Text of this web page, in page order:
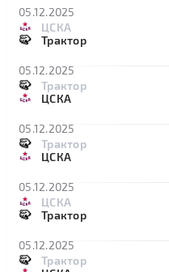
05.12.2025
ЦСКА
Трактор
05.12.2025
Трактор
ЦСКА
05.12.2025
Трактор
ЦСКА
05.12.2025
ЦСКА
Трактор
05.12.2025
Трактор